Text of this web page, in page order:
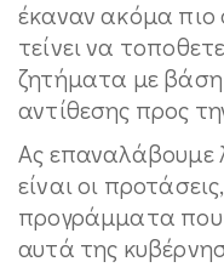
έκαναν ακόμα
τείνει να
ζητήματα με
αντίθεσης προς
Ας επαναλάβουμε
είναι οι
προγράμματα
αυτά της